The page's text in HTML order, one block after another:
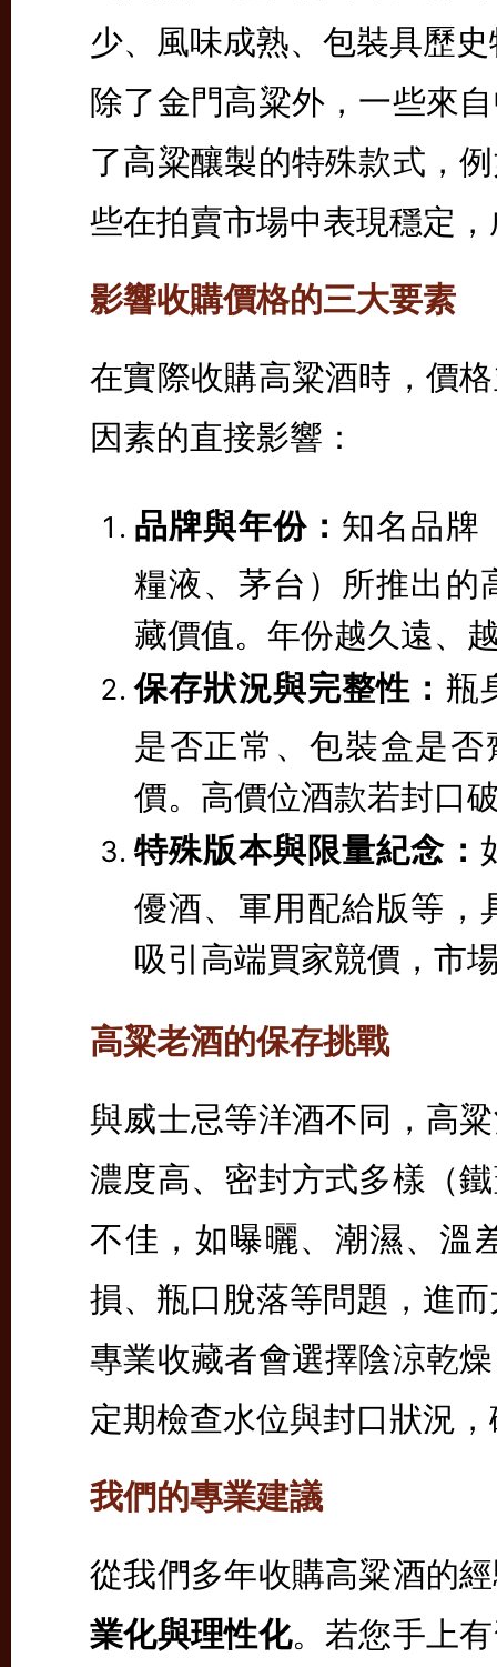
少、風味成熟、包裝具歷
除了金門高粱外，一些來
了高粱釀製的特殊款式，
些在拍賣市場中表現穩定
影響收購價格的三大要素
在實際收購高粱酒時，價
因素的直接影響：
品牌與年份： 知名品牌
糧液、茅台）所推出的
藏價值。年份越久遠、
保存狀況與完整性： 瓶
是否正常、包裝盒是
價。高價位酒款若封口
特殊版本與限量紀念：
優酒、軍用配給版等，
吸引高端買家競價，市
高粱老酒的保存挑戰
與威士忌等洋酒不同，高
濃度高、密封方式多樣（
不佳，如曝曬、潮濕、溫
損、瓶口脫落等問題，進
專業收藏者會選擇陰涼乾
定期檢查水位與封口狀況
我們的專業建議
從我們多年收購高粱酒的
業化與理性化。若您手上